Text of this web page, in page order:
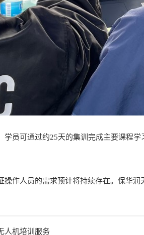
员可通过约25天的集训完成主要课程学
操作人员的需求预计将持续存在。保华
人机培训服务